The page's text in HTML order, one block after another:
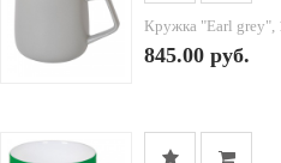
Кружка "Earl grey",
845.00 руб.